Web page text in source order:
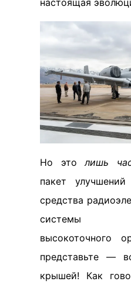
Но этолишь
пакет
средства
системы
высокоточного
представьте —
крышей! Как